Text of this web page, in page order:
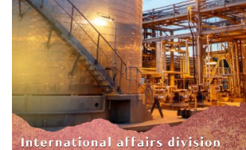
รายงานการติดตามตรวจสอบและประเมิ
ราชการ (คตป.พน.)
การป้องกันการทุจริต
แผนปฏิบัติการป้องกันการทุจริต
กรุณาระบุคำค้นหาที่ท่านต้อ